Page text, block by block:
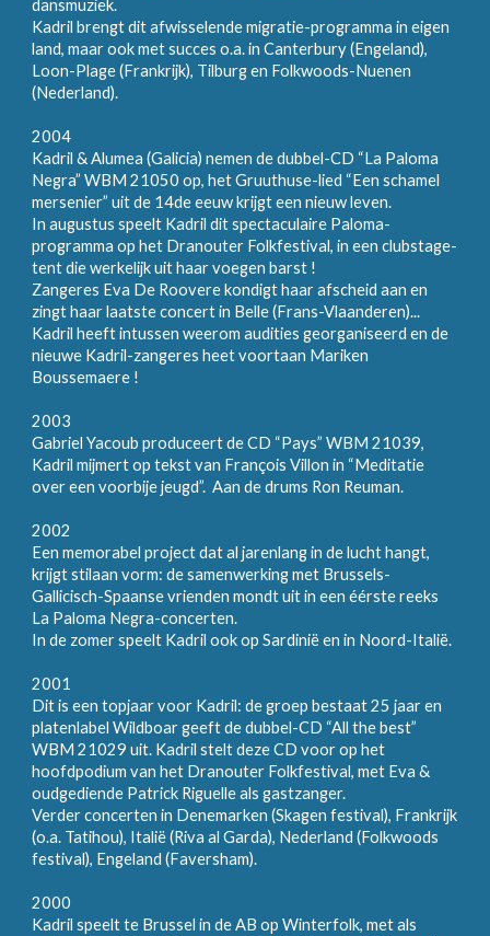
dansmuziek.
Kadril brengt dit afwisselende migratie-programma in eigen
land, maar ook met succes o.a. in Canterbury (Engeland),
Loon-Plage (Frankrijk), Tilburg en Folkwoods-Nuenen
(Nederland).
2004
Kadril & Alumea (Galicia) nemen de dubbel-CD “La Paloma
Negra” WBM 21050 op, het Gruuthuse-lied “Een schamel
mersenier” uit de 14de eeuw krijgt een nieuw leven.
In augustus speelt Kadril dit spectaculaire Paloma-
programma op het Dranouter Folkfestival, in een clubstage-
tent die werkelijk uit haar voegen barst !
Zangeres Eva De Roovere kondigt haar afscheid aan en
zingt haar laatste concert in Belle (Frans-Vlaanderen)...
Kadril heeft intussen weerom audities georganiseerd en de
nieuwe Kadril-zangeres heet voortaan Mariken
Boussemaere !
2003
Gabriel Yacoub produceert de CD “Pays” WBM 21039,
Kadril mijmert op tekst van François Villon in “Meditatie
over een voorbije jeugd”. Aan de drums Ron Reuman.
2002
Een memorabel project dat al jarenlang in de lucht hangt,
krijgt stilaan vorm: de samenwerking met Brussels-
Gallicisch-Spaanse vrienden mondt uit in een éérste reeks
La Paloma Negra-concerten.
In de zomer speelt Kadril ook op Sardinië en in Noord-Italië.
2001
Dit is een topjaar voor Kadril: de groep bestaat 25 jaar en
platenlabel Wildboar geeft de dubbel-CD “All the best”
WBM 21029 uit. Kadril stelt deze CD voor op het
hoofdpodium van het Dranouter Folkfestival, met Eva &
oudgediende Patrick Riguelle als gastzanger.
Verder concerten in Denemarken (Skagen festival), Frankrijk
(o.a. Tatihou), Italië (Riva al Garda), Nederland (Folkwoods
festival), Engeland (Faversham).
2000
Kadril speelt te Brussel in de AB op Winterfolk, met als